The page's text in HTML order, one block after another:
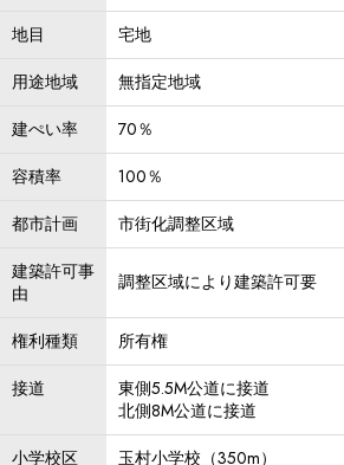
地目
宅地
用途地域
無指定地域
建ぺい率
70％
容積率
100％
都市計画
市街化調整区域
建築許可事
由
調整区域により建築許可要
権利種類
所有権
接道
東側5.5M公道に接道
北側8M公道に接道
小学校区
玉村小学校（350m）